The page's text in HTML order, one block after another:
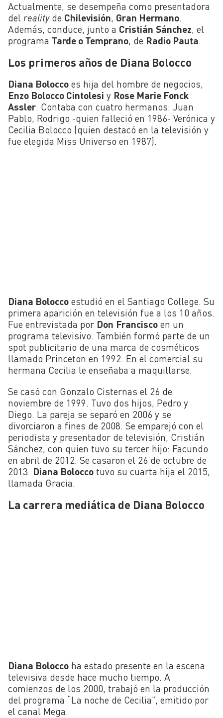
Actualmente, se desempeña como presentadora
del realityde Chilevisión, Gran Hermano.
Además, conduce, junto a Cristián Sánchez, el
programa Tarde o Temprano, de Radio Pauta.
Los primeros años de Diana Bolocco
Diana Bolocco es hija del hombre de negocios,
Enzo Bolocco Cintolesi y Rose Marie Fonck
Assler. Contaba con cuatro hermanos: Juan
Pablo, Rodrigo -quien falleció en 1986- Verónica y
Cecilia Bolocco (quien destacó en la televisión y
fue elegida Miss Universo en 1987).
Diana Bolocco estudió en el Santiago College. Su
primera aparición en televisión fue a los 10 años.
Fue entrevistada por Don Francisco en un
programa televisivo. También formó parte de un
spot publicitario de una marca de cosméticos
llamado Princeton en 1992. En el comercial su
hermana Cecilia le enseñaba a maquillarse.
Se casó con Gonzalo Cisternas el 26 de
noviembre de 1999. Tuvo dos hijos, Pedro y
Diego. La pareja se separó en 2006 y se
divorciaron a fines de 2008. Se emparejó con el
periodista y presentador de televisión, Cristián
Sánchez, con quien tuvo su tercer hijo: Facundo
en abril de 2012. Se casaron el 26 de octubre de
2013. Diana Bolocco tuvo su cuarta hija el 2015,
llamada Gracia.
La carrera mediática de Diana Bolocco
Diana Bolocco ha estado presente en la escena
televisiva desde hace mucho tiempo. A
comienzos de los 2000, trabajó en la producción
del programa “La noche de Cecilia”, emitido por
el canal Mega.